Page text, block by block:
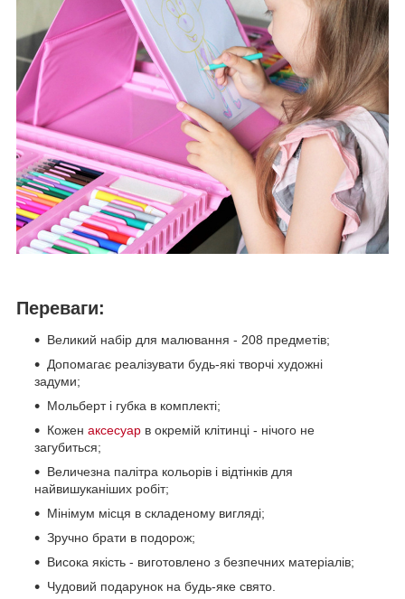
Переваги:
Великий набір для малювання - 208 предметів;
Допомагає реалізувати будь-які творчі художні
задуми;
Мольберт і губка в комплекті;
Кожен аксесуар в окремій клітинці - нічого не
загубиться;
Величезна палітра кольорів і відтінків для
найвишуканіших робіт;
Мінімум місця в складеному вигляді;
Зручно брати в подорож;
Висока якість - виготовлено з безпечних матеріалів;
Чудовий подарунок на будь-яке свято.